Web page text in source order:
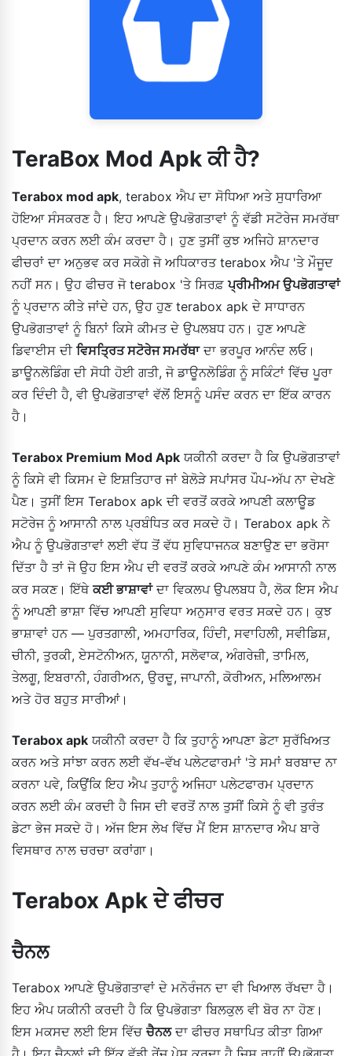
TeraBox Mod Apk ਕੀ ਹੈ?
Terabox mod apk, terabox ਐਪ ਦਾ ਸੋਧਿਆ ਅਤੇ ਸੁਧਾਰਿਆ
ਹੋਇਆ ਸੰਸਕਰਣ ਹੈ। ਇਹ ਆਪਣੇ ਉਪਭੋਗਤਾਵਾਂ ਨੂੰ ਵੱਡੀ ਸਟੋਰੇਜ ਸਮਰੱਥਾ
ਪ੍ਰਦਾਨ ਕਰਨ ਲਈ ਕੰਮ ਕਰਦਾ ਹੈ। ਹੁਣ ਤੁਸੀਂ ਕੁਝ ਅਜਿਹੇ ਸ਼ਾਨਦਾਰ
ਫੀਚਰਾਂ ਦਾ ਅਨੁਭਵ ਕਰ ਸਕੋਗੇ ਜੋ ਅਧਿਕਾਰਤ terabox ਐਪ 'ਤੇ ਮੌਜੂਦ
ਨਹੀਂ ਸਨ। ਉਹ ਫੀਚਰ ਜੋ terabox 'ਤੇ ਸਿਰਫ਼ਪ੍ਰੀਮੀਅਮ ਉਪਭੋਗਤਾਵਾਂ
ਨੂੰ ਪ੍ਰਦਾਨ ਕੀਤੇ ਜਾਂਦੇ ਹਨ, ਉਹ ਹੁਣ terabox apk ਦੇ ਸਾਧਾਰਨ
ਉਪਭੋਗਤਾਵਾਂ ਨੂੰ ਬਿਨਾਂ ਕਿਸੇ ਕੀਮਤ ਦੇ ਉਪਲਬਧ ਹਨ। ਹੁਣ ਆਪਣੇ
ਡਿਵਾਈਸ ਦੀ ਵਿਸਤ੍ਰਿਤ ਸਟੋਰੇਜ ਸਮਰੱਥਾਦਾ ਭਰਪੂਰ ਆਨੰਦ ਲਓ।
ਡਾਊਨਲੋਡਿੰਗ ਦੀ ਸੋਧੀ ਹੋਈ ਗਤੀ, ਜੋ ਡਾਊਨਲੋਡਿੰਗ ਨੂੰ ਸਕਿੰਟਾਂ ਵਿੱਚ ਪੂਰਾ
ਕਰ ਦਿੰਦੀ ਹੈ, ਵੀ ਉਪਭੋਗਤਾਵਾਂ ਵੱਲੋਂ ਇਸਨੂੰ ਪਸੰਦ ਕਰਨ ਦਾ ਇੱਕ ਕਾਰਨ
ਹੈ।
Terabox Premium Mod Apk ਯਕੀਨੀ ਕਰਦਾ ਹੈ ਕਿ ਉਪਭੋਗਤਾਵਾਂ
ਨੂੰ ਕਿਸੇ ਵੀ ਕਿਸਮ ਦੇ ਇਸ਼ਤਿਹਾਰ ਜਾਂ ਬੇਲੋੜੇ ਸਪਾਂਸਰ ਪੌਪ-ਅੱਪ ਨਾ ਦੇਖਣੇ
ਪੈਣ। ਤੁਸੀਂ ਇਸ Terabox apk ਦੀ ਵਰਤੋਂ ਕਰਕੇ ਆਪਣੀ ਕਲਾਊਡ
ਸਟੋਰੇਜ ਨੂੰ ਆਸਾਨੀ ਨਾਲ ਪ੍ਰਬੰਧਿਤ ਕਰ ਸਕਦੇ ਹੋ। Terabox apk ਨੇ
ਐਪ ਨੂੰ ਉਪਭੋਗਤਾਵਾਂ ਲਈ ਵੱਧ ਤੋਂ ਵੱਧ ਸੁਵਿਧਾਜਨਕ ਬਣਾਉਣ ਦਾ ਭਰੋਸਾ
ਦਿੱਤਾ ਹੈ ਤਾਂ ਜੋ ਉਹ ਇਸ ਐਪ ਦੀ ਵਰਤੋਂ ਕਰਕੇ ਆਪਣੇ ਕੰਮ ਆਸਾਨੀ ਨਾਲ
ਕਰ ਸਕਣ। ਇੱਥੇਕਈ ਭਾਸ਼ਾਵਾਂਦਾ ਵਿਕਲਪ ਉਪਲਬਧ ਹੈ, ਲੋਕ ਇਸ ਐਪ
ਨੂੰ ਆਪਣੀ ਭਾਸ਼ਾ ਵਿੱਚ ਆਪਣੀ ਸੁਵਿਧਾ ਅਨੁਸਾਰ ਵਰਤ ਸਕਦੇ ਹਨ। ਕੁਝ
ਭਾਸ਼ਾਵਾਂ ਹਨ — ਪੁਰਤਗਾਲੀ, ਅਮਹਾਰਿਕ, ਹਿੰਦੀ, ਸਵਾਹਿਲੀ, ਸਵੀਡਿਸ਼,
ਚੀਨੀ, ਤੁਰਕੀ, ਏਸਟੋਨੀਅਨ, ਯੂਨਾਨੀ, ਸਲੋਵਾਕ, ਅੰਗਰੇਜ਼ੀ, ਤਾਮਿਲ,
ਤੇਲਗੂ, ਇਬਰਾਨੀ, ਹੰਗਰੀਅਨ, ਉਰਦੂ, ਜਾਪਾਨੀ, ਕੋਰੀਅਨ, ਮਲਿਆਲਮ
ਅਤੇ ਹੋਰ ਬਹੁਤ ਸਾਰੀਆਂ।
Terabox apk ਯਕੀਨੀ ਕਰਦਾ ਹੈ ਕਿ ਤੁਹਾਨੂੰ ਆਪਣਾ ਡੇਟਾ ਸੁਰੱਖਿਅਤ
ਕਰਨ ਅਤੇ ਸਾਂਝਾ ਕਰਨ ਲਈ ਵੱਖ-ਵੱਖ ਪਲੇਟਫਾਰਮਾਂ 'ਤੇ ਸਮਾਂ ਬਰਬਾਦ ਨਾ
ਕਰਨਾ ਪਵੇ, ਕਿਉਂਕਿ ਇਹ ਐਪ ਤੁਹਾਨੂੰ ਅਜਿਹਾ ਪਲੇਟਫਾਰਮ ਪ੍ਰਦਾਨ
ਕਰਨ ਲਈ ਕੰਮ ਕਰਦੀ ਹੈ ਜਿਸ ਦੀ ਵਰਤੋਂ ਨਾਲ ਤੁਸੀਂ ਕਿਸੇ ਨੂੰ ਵੀ ਤੁਰੰਤ
ਡੇਟਾ ਭੇਜ ਸਕਦੇ ਹੋ। ਅੱਜ ਇਸ ਲੇਖ ਵਿੱਚ ਮੈਂ ਇਸ ਸ਼ਾਨਦਾਰ ਐਪ ਬਾਰੇ
ਵਿਸਥਾਰ ਨਾਲ ਚਰਚਾ ਕਰਾਂਗਾ।
Terabox Apk ਦੇ ਫੀਚਰ
ਚੈਨਲ
Terabox ਆਪਣੇ ਉਪਭੋਗਤਾਵਾਂ ਦੇ ਮਨੋਰੰਜਨ ਦਾ ਵੀ ਖਿਆਲ ਰੱਖਦਾ ਹੈ।
ਇਹ ਐਪ ਯਕੀਨੀ ਕਰਦੀ ਹੈ ਕਿ ਉਪਭੋਗਤਾ ਬਿਲਕੁਲ ਵੀ ਬੋਰ ਨਾ ਹੋਣ।
ਇਸ ਮਕਸਦ ਲਈ ਇਸ ਵਿੱਚ ਚੈਨਲਦਾ ਫੀਚਰ ਸਥਾਪਿਤ ਕੀਤਾ ਗਿਆ